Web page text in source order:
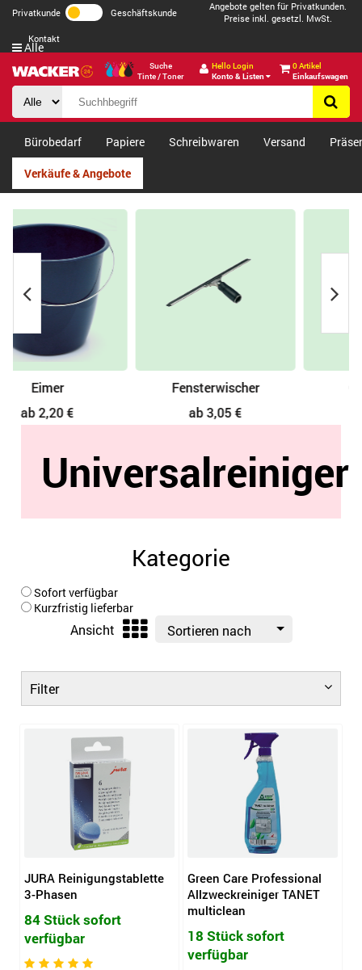
Privatkunde Geschäftskunde
Angebote gelten für Privatkunden.
Preise inkl. gesetzl. MwSt.
Kontakt
Suche
Tinte / Toner
Hello Login
Konto & Listen
0 Artikel
Einkaufswagen
Alle
Bürobedarf Papiere Schreibwaren Versand
Verkäufe & Angebote
Fensterwischer
ab 3,05 €
Glasreiniger
ab 1,86 €
Universalreiniger
Kategorie
Sofort verfügbar
Kurzfristig lieferbar
Ansicht Sortieren nach
Filter
JURA Reinigungstablette
3-Phasen
84 Stück sofort
verfügbar
Green Care Professional
Allzweckreiniger TANET
multiclean
18 Stück sofort
verfügbar